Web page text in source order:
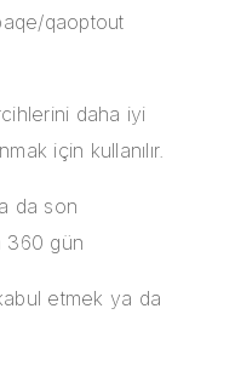
qaoptout
daha iyi
için kullanılır.
da son
360 gün
kabul etmek ya da